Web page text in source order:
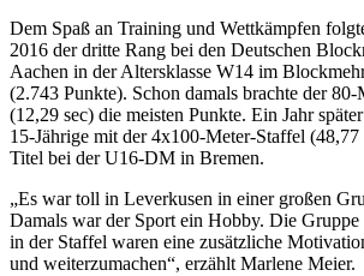
Dem Spaß an Training und Wettkämpfen
2016 der dritte Rang bei den Deutschen
Aachen in der Altersklasse W14 im
(2.743 Punkte). Schon damals brachte der
(12,29 sec) die meisten Punkte. Ein Jahr
15-Jährige mit der 4x100-Meter-Staffel (48,77
Titel bei der U16-DM in Bremen.
„Es war toll in Leverkusen in einer großen
Damals war der Sport ein Hobby. Die
in der Staffel waren eine zusätzliche
und weiterzumachen“, erzählt Marlene Meier.